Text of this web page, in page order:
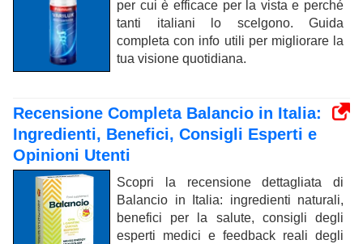
per cui è efficace per la vista e perché
tanti italiani lo scelgono. Guida
completa con info utili per migliorare la
tua visione quotidiana.
Recensione Completa Balancio in Italia:
Ingredienti, Benefici, Consigli Esperti e
Opinioni Utenti
Scopri la recensione dettagliata di
Balancio in Italia: ingredienti naturali,
benefici per la salute, consigli degli
esperti medici e feedback reali degli